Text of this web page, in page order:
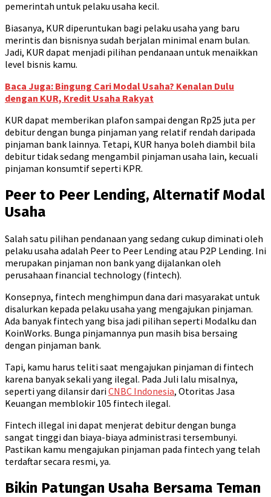
pemerintah untuk pelaku usaha kecil.
Biasanya, KUR diperuntukan bagi pelaku usaha yang baru
merintis dan bisnisnya sudah berjalan minimal enam bulan.
Jadi, KUR dapat menjadi pilihan pendanaan untuk menaikkan
level bisnis kamu.
Baca Juga: Bingung Cari Modal Usaha? Kenalan Dulu
dengan KUR, Kredit Usaha Rakyat
KUR dapat memberikan plafon sampai dengan Rp25 juta per
debitur dengan bunga pinjaman yang relatif rendah daripada
pinjaman bank lainnya. Tetapi, KUR hanya boleh diambil bila
debitur tidak sedang mengambil pinjaman usaha lain, kecuali
pinjaman konsumtif seperti KPR.
Peer to Peer Lending, Alternatif Modal
Usaha
Salah satu pilihan pendanaan yang sedang cukup diminati oleh
pelaku usaha adalah Peer to Peer Lending atau P2P Lending. Ini
merupakan pinjaman non bank yang dijalankan oleh
perusahaan financial technology (fintech).
Konsepnya, fintech menghimpun dana dari masyarakat untuk
disalurkan kepada pelaku usaha yang mengajukan pinjaman.
Ada banyak fintech yang bisa jadi pilihan seperti Modalku dan
KoinWorks. Bunga pinjamannya pun masih bisa bersaing
dengan pinjaman bank.
Tapi, kamu harus teliti saat mengajukan pinjaman di fintech
karena banyak sekali yang ilegal. Pada Juli lalu misalnya,
seperti yang dilansir dariCNBC Indonesia, Otoritas Jasa
Keuangan memblokir 105 fintech ilegal.
Fintech illegal ini dapat menjerat debitur dengan bunga
sangat tinggi dan biaya-biaya administrasi tersembunyi.
Pastikan kamu mengajukan pinjaman pada fintech yang telah
terdaftar secara resmi, ya.
Bikin Patungan Usaha Bersama Teman